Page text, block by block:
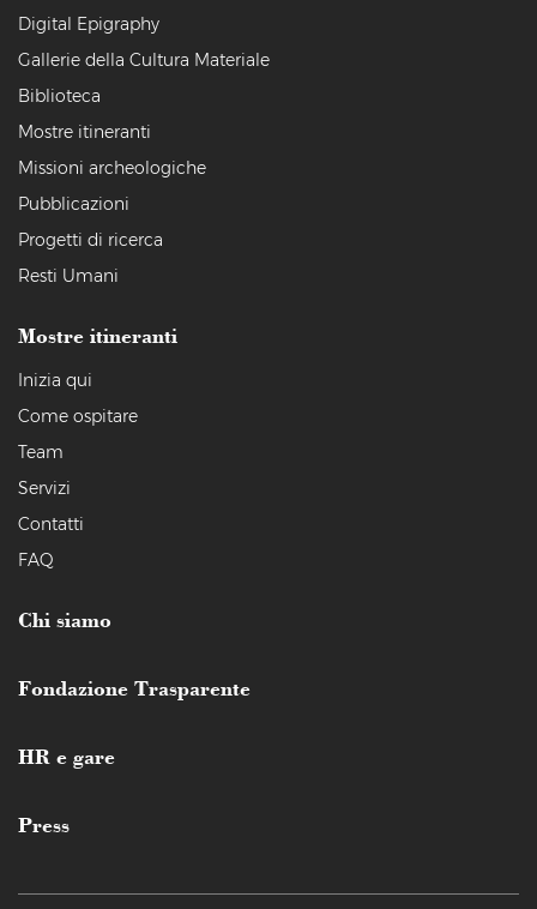
Digital Epigraphy
Gallerie della Cultura Materiale
Biblioteca
Mostre itineranti
Missioni archeologiche
Pubblicazioni
Progetti di ricerca
Resti Umani
Mostre itineranti
Inizia qui
Come ospitare
Team
Servizi
Contatti
FAQ
Chi siamo
Fondazione Trasparente
HR e gare
Press